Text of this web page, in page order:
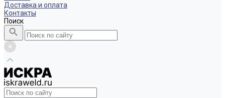
Доставка и оплата
Контакты
Поиск